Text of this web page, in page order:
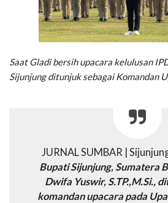
Saat Gladi bersih upacara kelulusan
Sijunjung ditunjuk sebagai Komandan
JURNAL SUMBAR |
Bupati Sijunjung, Sumatera
Dwifa Yuswir, S.TP.,M.Si.,
komandan upacara pada